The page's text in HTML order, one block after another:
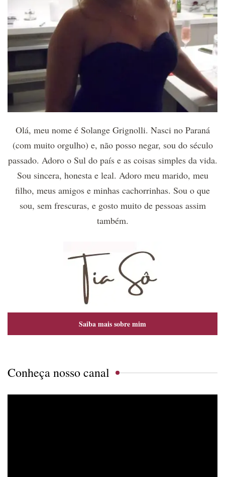
Olá, meu nome é Solange Grignolli. Nasci no Paraná
(com muito orgulho) e, não posso negar, sou do século
passado. Adoro o Sul do país e as coisas simples da vida.
Sou sincera, honesta e leal. Adoro meu marido, meu
filho, meus amigos e minhas cachorrinhas. Sou o que
sou, sem frescuras, e gosto muito de pessoas assim
também.
Saiba mais sobre mim
Conheça nosso canal